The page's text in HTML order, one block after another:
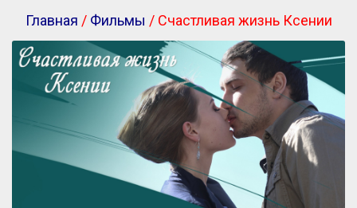
Главная / Фильмы / Счастливая жизнь Ксении